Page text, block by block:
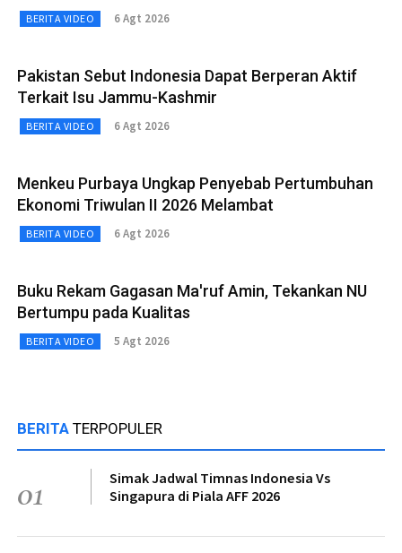
BERITA VIDEO 6 Agt 2026
Pakistan Sebut Indonesia Dapat Berperan Aktif
Terkait Isu Jammu-Kashmir
BERITA VIDEO 6 Agt 2026
Menkeu Purbaya Ungkap Penyebab Pertumbuhan
Ekonomi Triwulan II 2026 Melambat
BERITA VIDEO 6 Agt 2026
Buku Rekam Gagasan Ma'ruf Amin, Tekankan NU
Bertumpu pada Kualitas
BERITA VIDEO 5 Agt 2026
BERITA TERPOPULER
01
Simak Jadwal Timnas Indonesia Vs
Singapura di Piala AFF 2026